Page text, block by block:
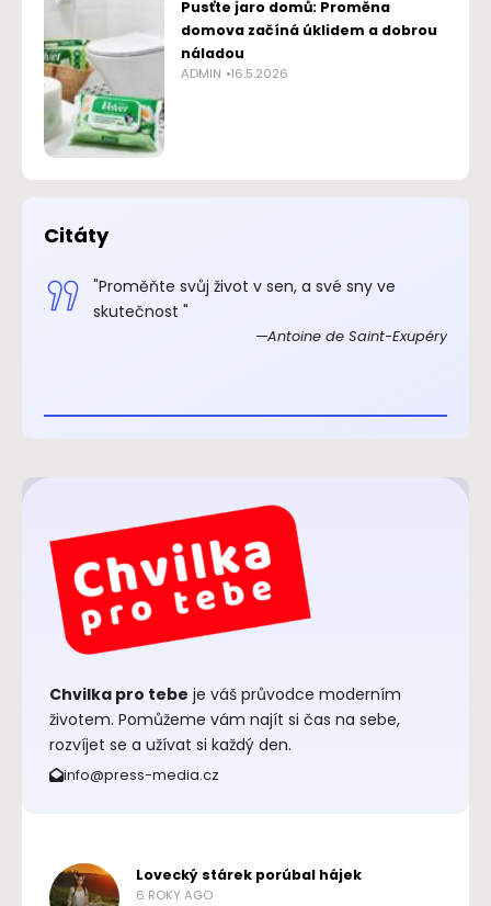
Pusťte jaro domů: Proměna
domova začíná úklidem a dobrou
náladou
ADMIN 16.5.2026
Citáty
"Proměňte svůj život v sen, a své sny ve
skutečnost "
Antoine de Saint-Exupéry
Chvilka pro tebe je váš průvodce moderním
životem. Pomůžeme vám najít si čas na sebe,
rozvíjet se a užívat si každý den.
info@press-media.cz
Lovecký stárek porúbal hájek
6 ROKY AGO